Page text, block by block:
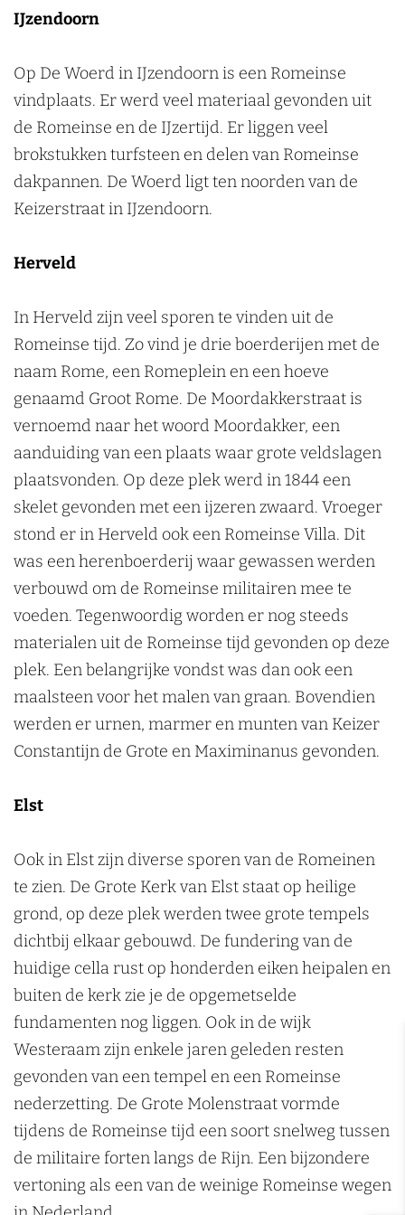
n
e
i
n
g
e
a
d
IJzendoorn
Op De Woerd in IJzendoorn is een Romeinse
vindplaats. Er werd veel materiaal gevonden uit
de Romeinse en de IJzertijd. Er liggen veel
brokstukken turfsteen en delen van Romeinse
dakpannen. De Woerd ligt ten noorden van de
Keizerstraat in IJzendoorn.
Herveld
In Herveld zijn veel sporen te vinden uit de
Romeinse tijd. Zo vind je drie boerderijen met de
naam Rome, een Romeplein en een hoeve
genaamd Groot Rome. De Moordakkerstraat is
vernoemd naar het woord Moordakker, een
aanduiding van een plaats waar grote veldslagen
plaatsvonden. Op deze plek werd in 1844 een
skelet gevonden met een ijzeren zwaard. Vroeger
stond er in Herveld ook een Romeinse Villa. Dit
was een herenboerderij waar gewassen werden
verbouwd om de Romeinse militairen mee te
voeden. Tegenwoordig worden er nog steeds
materialen uit de Romeinse tijd gevonden op deze
plek. Een belangrijke vondst was dan ook een
maalsteen voor het malen van graan. Bovendien
werden er urnen, marmer en munten van Keizer
Constantijn de Grote en Maximinanus gevonden.
Elst
Ook in Elst zijn diverse sporen van de Romeinen
te zien. De Grote Kerk van Elst staat op heilige
grond, op deze plek werden twee grote tempels
dichtbij elkaar gebouwd. De fundering van de
huidige cella rust op honderden eiken heipalen en
buiten de kerk zie je de opgemetselde
fundamenten nog liggen. Ook in de wijk
Westeraam zijn enkele jaren geleden resten
gevonden van een tempel en een Romeinse
nederzetting. De Grote Molenstraat vormde
tijdens de Romeinse tijd een soort snelweg tussen
de militaire forten langs de Rijn. Een bijzondere
vertoning als een van de weinige Romeinse wegen